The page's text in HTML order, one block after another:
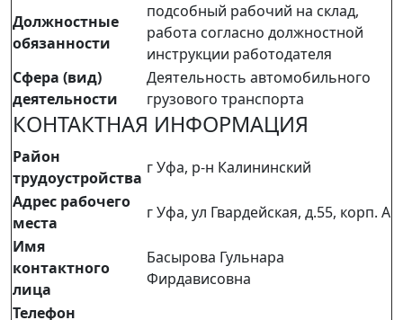
Должностные
обязанности
подсобный рабочий на склад,
работа согласно должностной
инструкции работодателя
Сфера (вид)
деятельности
Деятельность автомобильного
грузового транспорта
КОНТАКТНАЯ ИНФОРМАЦИЯ
Район
трудоустройства
г Уфа, р-н Калининский
Адрес рабочего
места
г Уфа, ул Гвардейская, д.55, корп. А
Имя
контактного
лица
Басырова Гульнара
Фирдависовна
Телефон